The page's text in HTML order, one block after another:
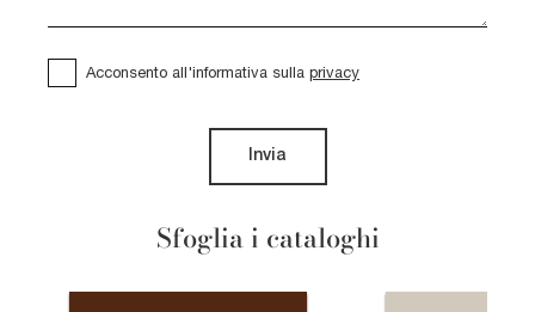
Sfoglia i cataloghi
Acconsento all'informativa sulla privacy
Invia